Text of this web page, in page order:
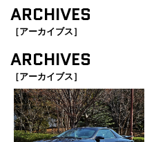
ARCHIVES
［アーカイブス］
ARCHIVES
［アーカイブス］